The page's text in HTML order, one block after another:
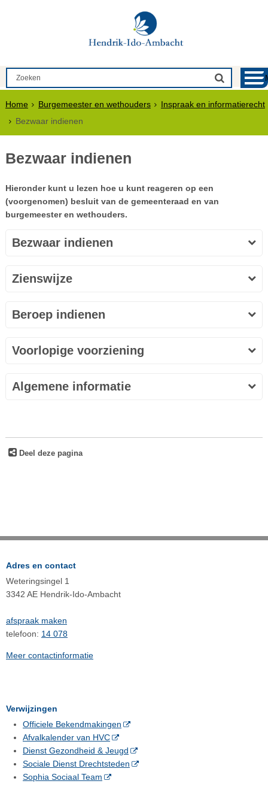
Home Burgemeester en wethouders
Inspraak en informatierecht
Bezwaar indienen
Bezwaar indienen
Hieronder kunt u lezen hoe u kunt reageren op een
(voorgenomen) besluit van de gemeenteraad en van
burgemeester en wethouders.
Bezwaar indienen
Zienswijze
Beroep indienen
Voorlopige voorziening
Algemene informatie
Deel deze pagina
Adres en contact
Weteringsingel 1
3342 AE Hendrik-Ido-Ambacht
afspraak maken
telefoon: 14 078
Meer contactinformatie
Verwijzingen
Officiele Bekendmakingen
Afvalkalender van HVC
Dienst Gezondheid & Jeugd
Sociale Dienst Drechtsteden
Sophia Sociaal Team